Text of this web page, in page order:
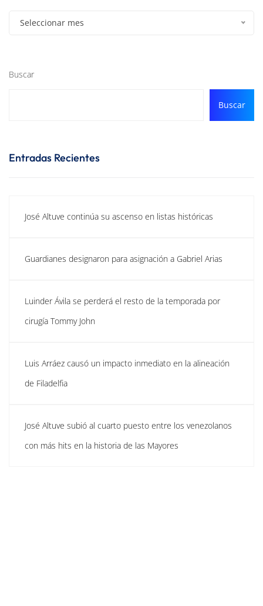
Seleccionar mes
Buscar
Buscar
Entradas Recientes
José Altuve continúa su ascenso en listas históricas
Guardianes designaron para asignación a Gabriel Arias
Luinder Ávila se perderá el resto de la temporada por
cirugía Tommy John
Luis Arráez causó un impacto inmediato en la alineación
de Filadelfia
José Altuve subió al cuarto puesto entre los venezolanos
con más hits en la historia de las Mayores